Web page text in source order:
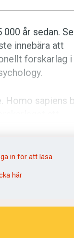
år sedan.
innebära att
forskarlag
Homo sapiens
verktyg för
in för att läsa
här